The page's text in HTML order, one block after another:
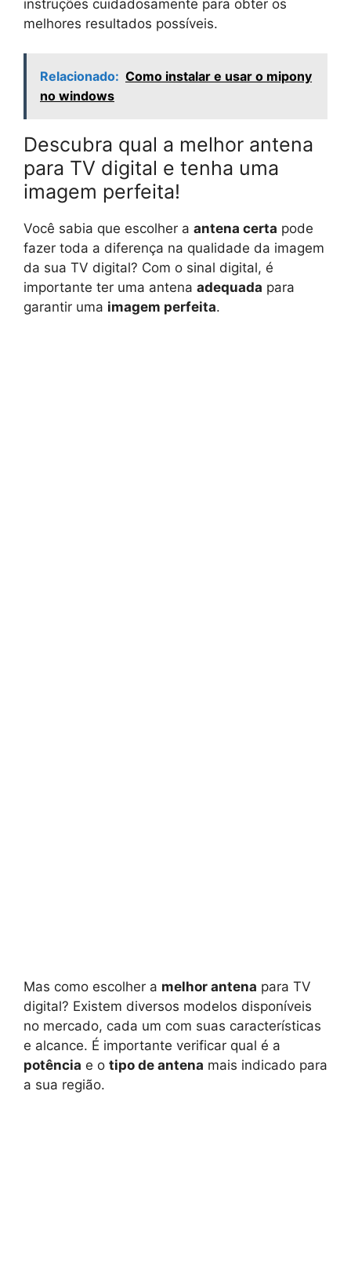
instruções cuidadosamente para obter os
melhores resultados possíveis.
Relacionado: Como instalar e usar o mipony
no windows
Descubra qual a melhor antena
para TV digital e tenha uma
imagem perfeita!
Você sabia que escolher a antena certa pode
fazer toda a diferença na qualidade da imagem
da sua TV digital? Com o sinal digital, é
importante ter uma antena adequada para
garantir uma imagem perfeita.
Mas como escolher a melhor antena para TV
digital? Existem diversos modelos disponíveis
no mercado, cada um com suas características
e alcance. É importante verificar qual é a
potência e o tipo de antena mais indicado para
a sua região.